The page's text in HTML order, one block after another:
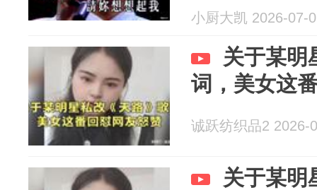
小厨大凯 2026-07-
关于某明
词，美女这
诚跃纺织品2 2026-
关于某明